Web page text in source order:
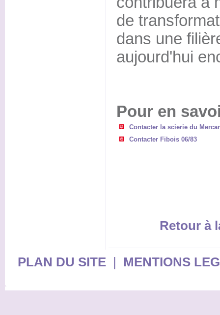
de
dans une
aujourd'hui
Pour en
Contacter la scierie du
Contacter Fibois 06/83
Retour à
PLAN DU SITE| MENTIONS